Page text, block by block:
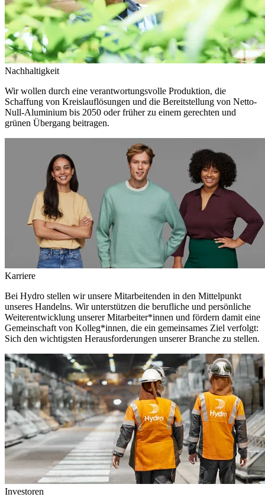
Nachhaltigkeit
Wir wollen durch eine verantwortungsvolle Produktion, die
Schaffung von Kreislauflösungen und die Bereitstellung von Netto-
Null-Aluminium bis 2050 oder früher zu einem gerechten und
grünen Übergang beitragen.
Karriere
Bei Hydro stellen wir unsere Mitarbeitenden in den Mittelpunkt
unseres Handelns. Wir unterstützen die berufliche und persönliche
Weiterentwicklung unserer Mitarbeiter*innen und fördern damit eine
Gemeinschaft von Kolleg*innen, die ein gemeinsames Ziel verfolgt:
Sich den wichtigsten Herausforderungen unserer Branche zu stellen.
Investoren